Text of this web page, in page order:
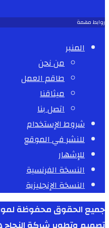
روابط مهمة
المنبر
من نحن
طاقم العمل
ميثاقنا
اتصل بنا
شروط الإستخدام
للنشر في الموقع
للإشهار
النسخة الفرنسية
النسخة الإنجليزية
جميع الحقوق محفوظة لموقع